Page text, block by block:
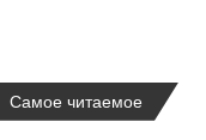
Самое читаемое